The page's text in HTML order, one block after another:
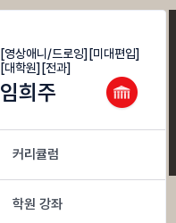
[영상애니/드로잉][미대편입]
[대학원][전과]
임희주
커리큘럼
학원 강좌